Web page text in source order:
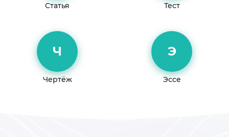
Статья Тест
Ч
Чертёж
Э
Эссе